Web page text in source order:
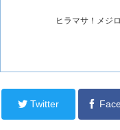
ヒラマサ！メジ
Twitter